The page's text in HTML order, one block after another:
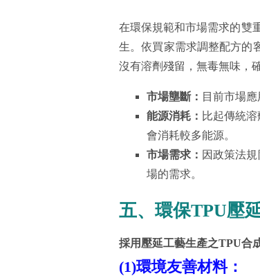
在環保規範和市場需求的雙
生。依買家需求調整配方的
沒有溶劑殘留，無毒無味，
市場壟斷： 目前市場
能源消耗： 比起傳統
會消耗較多能源。
市場需求： 因政策法
場的需求。
五、環保TPU壓
採用壓延工藝生產之TPU合
(1)環境友善材料：